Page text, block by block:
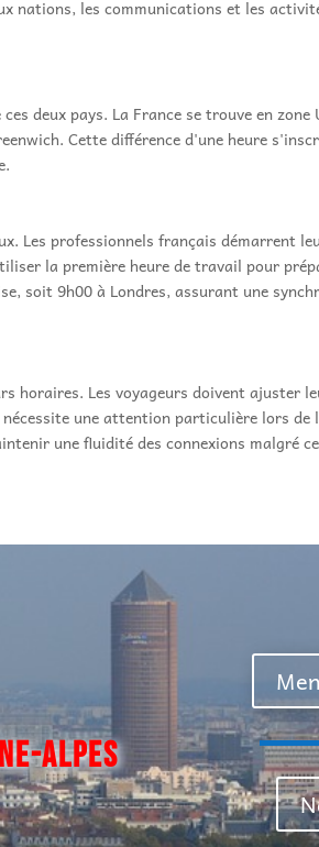
nations, les communications et les
deux pays. La France se trouve en
Cette différence d'une heure
Les professionnels français démarrent
la première heure de travail pour
soit 9h00 à Londres, assurant une
horaires. Les voyageurs doivent ajuster
une attention particulière lors
une fluidité des connexions malgré
ALPES